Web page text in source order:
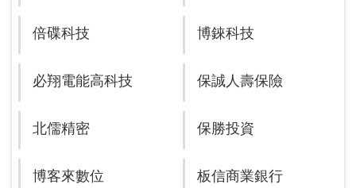
倍碟科技 博錸科技
必翔電能高科技 保誠人壽保險
北儒精密 保勝投資
博客來數位 板信商業銀行